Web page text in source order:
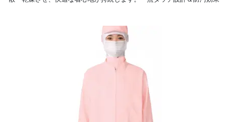
くの人にフィットする袖丈従来品より袖丈を長くした新仕様を採用し、
腕の長い方でも手首まで袖がしっかり届く安全設計に。・インナーとの
生地の色を改良インナーは、はみ出していればまわりの人にもひと目で
わかる色付きに。生地色は上質感のある新色ホワイトに。■形状特徴
（1）前開き仕様（改良版）:セミオートコイルファスナー作業痛に衣服
が開かないセミオートロック仕様（2）ウエストインナー仕様:スナップ
ボタン縦付インナーのヨレをなくし、きちんとパンツインできます。
（3）ウエストインナー仕様:高めの取り付けインナーを高めに付けるこ
とで、あらゆる身長に対応（4）インナー縫製仕様:三角ステッチ縫製部
分を補強し、インナーを破れにくくしました。（5）インナー袖口仕様: